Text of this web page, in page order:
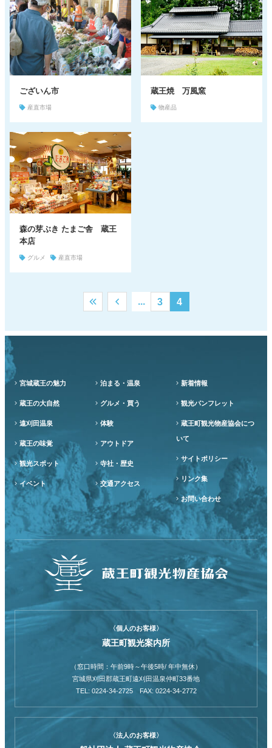
ございん市
産直市場
蔵王焼 万風窯
物産品
森の芽ぶき たまご舎 蔵王
本店
グルメ 産直市場
... 3 4
宮城蔵王の魅力
蔵王の大自然
遠刈田温泉
蔵王の味覚
観光スポット
イベント
泊まる・温泉
グルメ・買う
体験
アウトドア
寺社・歴史
交通アクセス
新着情報
観光パンフレット
蔵王町観光物産協会につ
いて
サイトポリシー
リンク集
お問い合わせ
〈個人のお客様〉
蔵王町観光案内所
（窓口時間：午前9時～午後5時/ 年中無休）
宮城県刈田郡蔵王町遠刈田温泉仲町33番地
TEL: 0224-34-2725 FAX: 0224-34-2772
〈法人のお客様〉